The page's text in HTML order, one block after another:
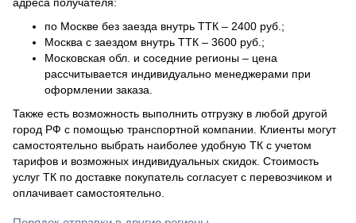
по Москве без заезда внутрь ТТК – 2400 руб.;
Москва с заездом внутрь ТТК – 3600 руб.;
Московская обл. и соседние регионы – цена
рассчитывается индивидуально менеджерами при
оформлении заказа.
Также есть возможность выполнить отгрузку в любой другой
город РФ с помощью транспортной компании. Клиенты могут
самостоятельно выбрать наиболее удобную ТК с учетом
тарифов и возможных индивидуальных скидок. Стоимость
услуг ТК по доставке покупатель согласует с перевозчиком и
оплачивает самостоятельно.